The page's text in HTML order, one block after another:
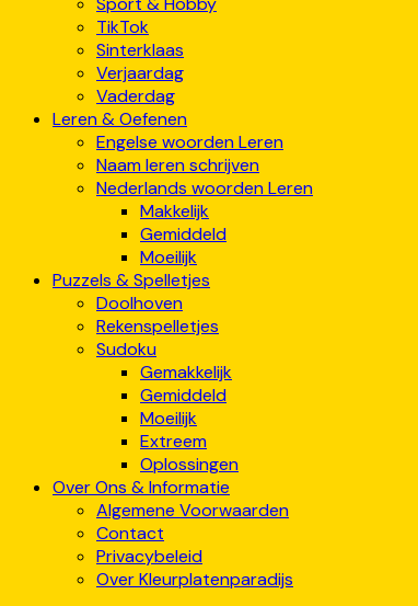
TikTok
Sinterklaas
Verjaardag
Vaderdag
Leren & Oefenen
Engelse woorden Leren
Naam leren schrijven
Nederlands woorden Leren
Makkelijk
Gemiddeld
Moeilijk
Puzzels & Spelletjes
Doolhoven
Rekenspelletjes
Sudoku
Gemakkelijk
Gemiddeld
Moeilijk
Extreem
Oplossingen
Over Ons & Informatie
Algemene Voorwaarden
Contact
Privacybeleid
Over Kleurplatenparadijs